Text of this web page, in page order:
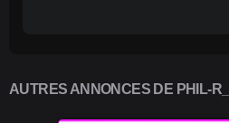
AUTRES ANNONCES DE PHIL-